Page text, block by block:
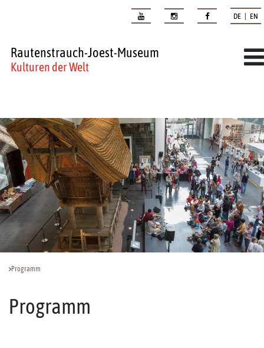
DE | EN
Rautenstrauch-Joest-Museum
Kulturen der Welt
Programm
Programm